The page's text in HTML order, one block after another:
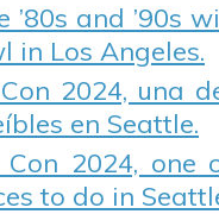
’80s and ’90s
in Los Angeles.
2024, una
en Seattle.
Con 2024,
to do in